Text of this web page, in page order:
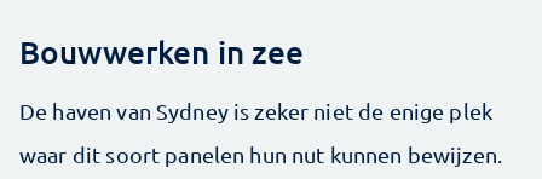
Bouwwerken in zee
De haven van Sydney is zeker niet de enige plek
waar dit soort panelen hun nut kunnen bewijzen.